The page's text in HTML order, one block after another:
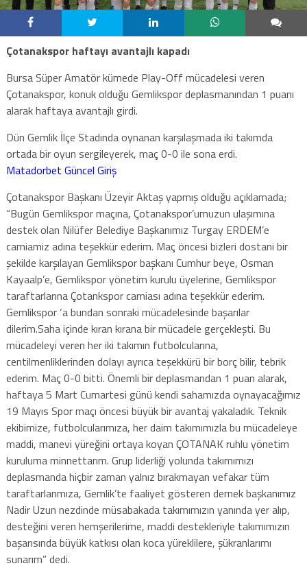
Çotanakspor haftayı avantajlı kapadı
Bursa Süper Amatör kümede Play-Off mücadelesi veren
Çotanakspor, konuk olduğu Gemlikspor deplasmanından 1 puanı
alarak haftaya avantajlı girdi.
Dün Gemlik İlçe Stadında oynanan karşılaşmada iki takımda
ortada bir oyun sergileyerek, maç 0-0 ile sona erdi.
Matadorbet Güncel Giriş
Çotanakspor Başkanı Üzeyir Aktaş yapmış olduğu açıklamada;
“Bugün Gemlikspor maçına, Çotanakspor’umuzun ulaşımına
destek olan Nilüfer Belediye Başkanımız Turgay ERDEM’e
camiamiz adına teşekkür ederim. Maç öncesi bizleri dostani bir
şekilde karşılayan Gemlikspor başkanı Cumhur beye, Osman
Kayaalp’e, Gemlikspor yönetim kurulu üyelerine, Gemlikspor
taraftarlarına Çotankspor camiası adına teşekkür ederim.
Gemlikspor ‘a bundan sonraki mücadelesinde başarılar
dilerim.Saha içinde kıran kırana bir mücadele gerçekleşti. Bu
mücadeleyi veren her iki takımın futbolcularına,
centilmenliklerinden dolayı ayrıca teşekkürü bir borç bilir, tebrik
ederim. Maç 0-0 bitti. Önemli bir deplasmandan 1 puan alarak,
haftaya 5 Mart Cumartesi günü kendi sahamızda oynayacağımız
19 Mayıs Spor maçı öncesi büyük bir avantaj yakaladık. Teknik
ekibimize, futbolcularımıza, her daim takımımızla bu mücadeleye
maddi, manevi yüreğini ortaya koyan ÇOTANAK ruhlu yönetim
kuruluma minnettarım. Grup liderliği yolunda takımımızı
deplasmanda hiçbir zaman yalnız bırakmayan vefakar tüm
taraftarlarımıza, Gemlik’te faaliyet gösteren dernek başkanımız
Nadir Uzun nezdinde müsabakada takımımızın yanında yer alıp,
desteğini veren hemşerilerime, maddi destekleriyle takımımızın
başarısında büyük katkısı olan koca yüreklilere, şükranlarımı
sunarım” dedi.